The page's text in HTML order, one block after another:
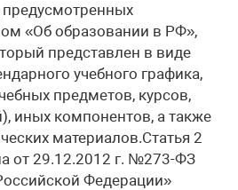
предусмотренных
«Об образовании в РФ»,
представлен в виде
учебного графика,
предметов, курсов,
иных компонентов, а также
материалов.Статья 2
от 29.12.2012 г. №273-ФЗ
Федерации»